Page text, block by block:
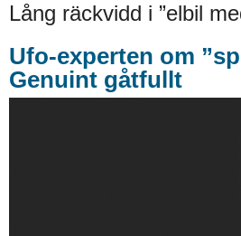
Lång räckvidd i ”elbil
Ufo-experten om
Genuint gåtfullt